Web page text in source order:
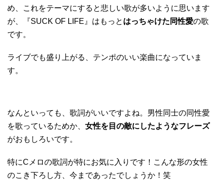
め、これをテーマにすると悲しい歌が多いように思います
が、『SUCK OF LIFE』はもっと はっちゃけた同性愛の歌
です。
ライブでも盛り上がる、テンポのいい楽曲になっていま
す。
なんといっても、歌詞がいいですよね。男性同士の同性愛
を歌っているためか、 女性を目の敵にしたようなフレーズ
がおもしろいです。
特にCメロの歌詞が特にお気に入りです！こんな形の女性
のこき下ろし方、今まであったでしょうか！笑